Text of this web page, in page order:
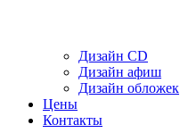
Дизайн CD
Дизайн афиш
Дизайн обложек
Цены
Контакты